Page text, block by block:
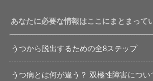
あなたに必要な情報はここにまとまって
うつから脱出するための全8ステップ
うつ病とは何が違う？ 双極性障害につ